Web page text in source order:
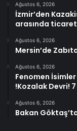
Ağustos 6, 2026
İzmir’den
arasında
Ağustos 6, 2026
Mersin’de
Ağustos 6, 2026
Fenomen
!Kozalak Devri!
Ağustos 6, 2026
Bakan